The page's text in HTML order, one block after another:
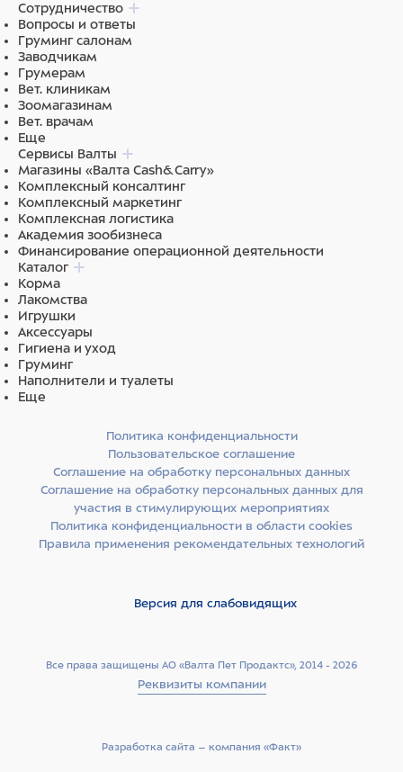
Сотрудничество
Вопросы и ответы
Груминг салонам
Заводчикам
Грумерам
Вет. клиникам
Зоомагазинам
Вет. врачам
Еще
Сервисы Валты
Магазины «Валта Cash&Carry»
Комплексный консалтинг
Комплексный маркетинг
Комплексная логистика
Академия зообизнеса
Финансирование операционной деятельности
Каталог
Корма
Лакомства
Игрушки
Аксессуары
Гигиена и уход
Груминг
Наполнители и туалеты
Еще
Все права защищены АО «Валта Пет Продактс», 2014 - 2026
Реквизиты компании
Политика конфиденциальности
Пользовательское соглашение
Соглашение на обработку персональных данных
Соглашение на обработку персональных данных для
участия в стимулирующих мероприятиях
Политика конфиденциальности в области cookies
Правила применения рекомендательных технологий
Версия для слабовидящих
Разработка сайта –­ компания «Факт»